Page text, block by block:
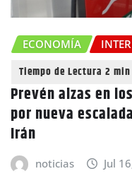
ECONOMÍA
Prevén alzas en
por nueva
Irán
noticias Jul